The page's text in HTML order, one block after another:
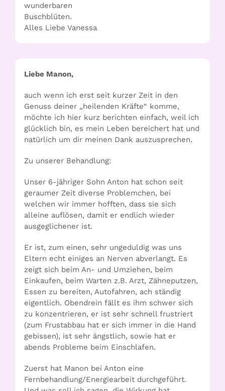
wunderbaren
Buschblüten.
Alles Liebe Vanessa
Liebe Manon,
auch wenn ich erst seit kurzer Zeit in den
Genuss deiner „heilenden Kräfte“ komme,
möchte ich hier kurz berichten einfach, weil ich
glücklich bin, es mein Leben bereichert hat und
natürlich um dir meinen Dank auszusprechen.
Zu unserer Behandlung:
Unser 6-jähriger Sohn Anton hat schon seit
geraumer Zeit diverse Problemchen, bei
welchen wir immer hofften, dass sie sich
alleine auflösen, damit er endlich wieder
ausgeglichener ist.
Er ist, zum einen, sehr ungeduldig was uns
Eltern echt einiges an Nerven abverlangt. Es
zeigt sich beim An- und Umziehen, beim
Einkaufen, beim Warten z.B. Arzt, Zähneputzen,
Essen zu bereiten, Autofahren, ach ständig
eigentlich. Obendrein fällt es ihm schwer sich
zu konzentrieren, er ist sehr schnell frustriert
(zum Frustabbau hat er sich immer in die Hand
gebissen), ist sehr ängstlich, sowie hat er
abends Probleme beim Einschlafen.
Zuerst hat Manon bei Anton eine
Fernbehandlung/Energiearbeit durchgeführt.